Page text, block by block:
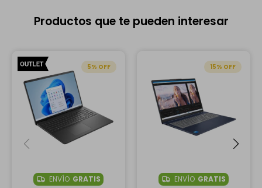
Productos que te pueden interesar
5
ENVÍO GRATIS
15
ENVÍO GRATIS